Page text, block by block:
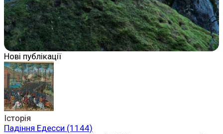
Нові публікації
Історія
Падіння Едесси (1144)